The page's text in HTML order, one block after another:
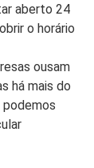
aberto 24
o horário
ousam
há mais do
podemos